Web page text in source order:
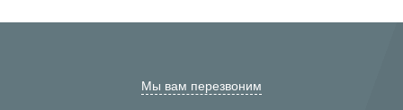
Мы вам перезвоним